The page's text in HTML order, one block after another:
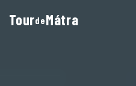
TourdeMátra